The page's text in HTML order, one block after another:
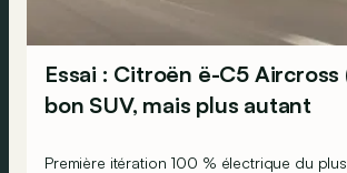
Essai : Citroën ë-C5 Aircross
bon SUV, mais plus autant
Première itération 100 % électrique du